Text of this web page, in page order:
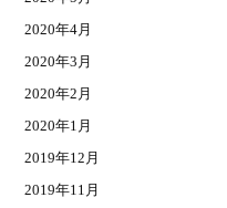
2020年4月
2020年3月
2020年2月
2020年1月
2019年12月
2019年11月